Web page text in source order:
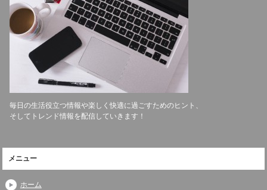
毎日の生活役立つ情報や楽しく快適に過ごすためのヒント、
そしてトレンド情報を配信していきます！
メニュー
ホーム